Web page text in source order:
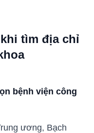
tìm địa chỉ
bệnh viện công
ương, Bạch